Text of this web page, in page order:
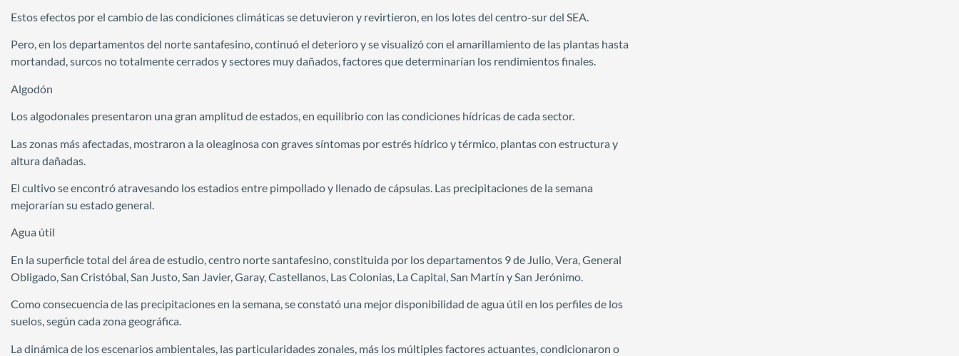
Estos efectos por el cambio de las condiciones climáticas se detuvieron y revirtieron, en los lotes del centro-sur del SEA.
Pero, en los departamentos del norte santafesino, continuó el deterioro y se visualizó con el amarillamiento de las plantas hasta
mortandad, surcos no totalmente cerrados y sectores muy dañados, factores que determinarían los rendimientos finales.
Algodón
Los algodonales presentaron una gran amplitud de estados, en equilibrio con las condiciones hídricas de cada sector.
Las zonas más afectadas, mostraron a la oleaginosa con graves síntomas por estrés hídrico y térmico, plantas con estructura y
altura dañadas.
El cultivo se encontró atravesando los estadios entre pimpollado y llenado de cápsulas. Las precipitaciones de la semana
mejorarían su estado general.
Agua útil
En la superficie total del área de estudio, centro norte santafesino, constituida por los departamentos 9 de Julio, Vera, General
Obligado, San Cristóbal, San Justo, San Javier, Garay, Castellanos, Las Colonias, La Capital, San Martín y San Jerónimo.
Como consecuencia de las precipitaciones en la semana, se constató una mejor disponibilidad de agua útil en los perfiles de los
suelos, según cada zona geográfica.
La dinámica de los escenarios ambientales, las particularidades zonales, más los múltiples factores actuantes, condicionaron o